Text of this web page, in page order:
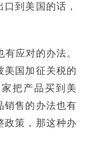
到美国的话，
应对的办法。
美国加征关税的
把产品买到美
销售的办法也有
政策，那这种办